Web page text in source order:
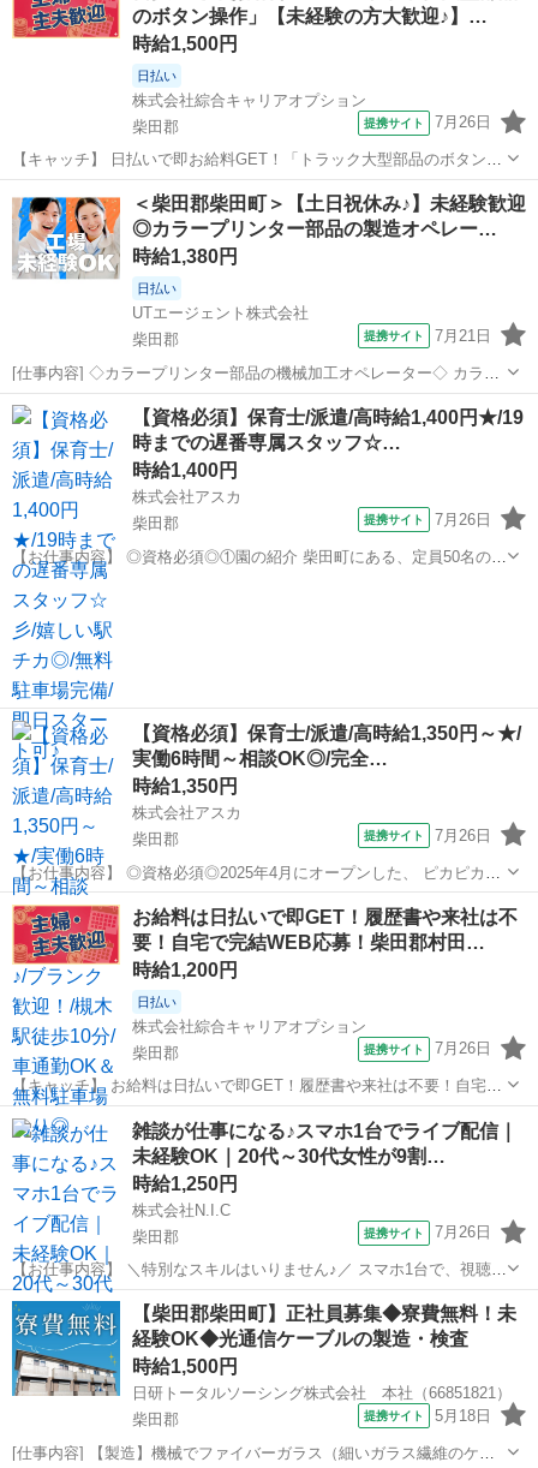
造のお仕事が豊富★未...のボタン操作」【未経験の方大歓迎♪】…
時給1,500円
日払い
株式会社綜合キャリアオプション
柴田郡
提携サイト 7月26日
【キャッチ】 日払いで即お給料GET！「トラック大型部品のボタン操
作」【未経験の方大歓迎♪】憧れの高収入Work！！高！ 【コメント】
製造のお仕事をお探しにおススメ♪ 「未経験でも出来る仕事ないか
な・・・」 「新しい環...
工場
＜柴田郡柴田町＞【土日祝休み♪】未経験歓迎
◎カラープリンター部品の製造オペレー…
時給1,380円
日払い
UTエージェント株式会社
柴田郡
提携サイト 7月21日
[仕事内容] ◇カラープリンター部品の機械加工オペレーター◇ カラー
プリンター部品の製造に関わる機械オペレーター！ まずは一つの工程
から！ 徐々にスキルアップできる環境です♪ ＜具体的には…＞ ①アル
ミ部品の自動機カット...
宮城 工場
【資格必須】保育士/派遣/高時給1,400円★/19
時までの遅番専属スタッフ☆…
時給1,400円
株式会社アスカ
柴田郡
提携サイト 7月26日
【お仕事内容】 ◎資格必須◎①園の紹介 柴田町にある、定員50名の中
規模で目が届きやすい保育園です☆彡 多様な人々が共に過ごす「ダイ
バーシティ保育」を大切にしています◎ 職員同士の仲が良く、和気あ
いあいと楽しい雰囲気でお仕事...
宮城 柴田郡
【資格必須】保育士/派遣/高時給1,350円～★/
実働6時間～相談OK◎/完全…
時給1,350円
株式会社アスカ
柴田郡
提携サイト 7月26日
【お仕事内容】 ◎資格必須◎2025年4月にオープンした、 ピカピカで
新しい認可保育園です◎ 定員72名のお子さまをお預かりする園で、 新
しい環境からスタートするスタッフを募集中☆彡 お仕事内容は、 ●お
子さまの日常生活の...
宮城 柴田郡 保育士
お給料は日払いで即GET！履歴書や来社は不
要！自宅で完結WEB応募！柴田郡村田…
時給1,200円
日払い
株式会社綜合キャリアオプション
柴田郡
提携サイト 7月26日
【キャッチ】 お給料は日払いで即GET！履歴書や来社は不要！自宅で
完結WEB応募！柴田郡村田町周辺！ 【コメント】 ＼大手人材派遣会
社で働きませんか♪／ 「新しい職場は不安・・・」 「経験はないけど
チャレンジしたい！」 ...
宮城 工場
雑談が仕事になる♪スマホ1台でライブ配信｜
未経験OK｜20代～30代女性が9割…
時給1,250円
株式会社N.I.C
柴田郡
提携サイト 7月26日
【お仕事内容】 ＼特別なスキルはいりません♪／ スマホ1台で、視聴者
と楽しくお話しするだけ。 在籍ライバーの9割以上が20代～30代の女
性。 同世代が多く、未経験からでも始めやすい環境です。 スマホアプ
リを使ったライブ配...
宮城 柴田郡 イベントスタッフ
【柴田郡柴田町】正社員募集◆寮費無料！未
経験OK◆光通信ケーブルの製造・検査
時給1,500円
日研トータルソーシング株式会社 本社（66851821）
柴田郡
提携サイト 5月18日
[仕事内容] 【製造】機械でファイバーガラス（細いガラス繊維のケー